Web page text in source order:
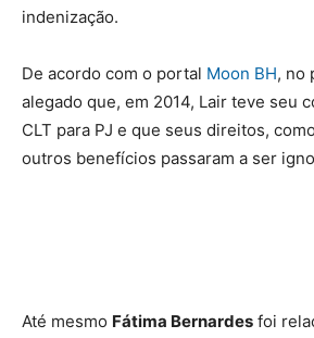
indenização.
De acordo com o portal Moon BH, no
alegado que, em 2014, Lair teve seu
CLT para PJ e que seus direitos,
outros benefícios passaram a ser
Até mesmo Fátima Bernardes foi